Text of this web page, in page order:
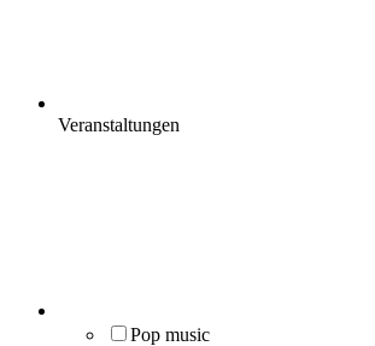
Veranstaltungen
Pop music